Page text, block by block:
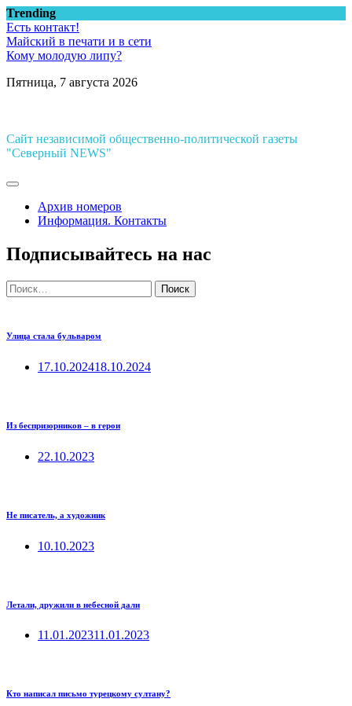
Перейти
к
содержимому
Trending
Есть контакт!
Майский в печати и в сети
Кому молодую липу?
Пятница, 7 августа 2026
Сайт независимой общественно-политической газеты
"Северный NEWS"
Архив номеров
Информация. Контакты
Подписывайтесь на нас
Найти:
Улица стала бульваром
17.10.202418.10.2024
Из беспризорников – в герои
22.10.2023
Не писатель, а художник
10.10.2023
Летали, дружили в небесной дали
11.01.202311.01.2023
Кто написал письмо турецкому султану?